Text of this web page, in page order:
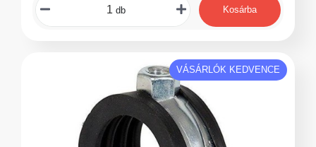
db Kosárba
VÁSÁRLÓK KEDVENCE